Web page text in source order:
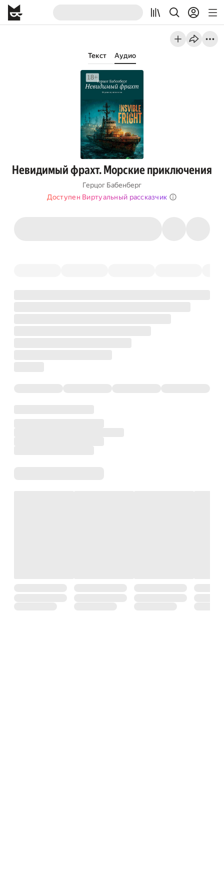
Текст Аудио
Невидимый фрахт. Морские приключения
Герцог Бабенберг
Доступен Виртуальный рассказчик